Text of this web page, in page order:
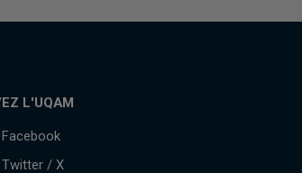
L'UQAM
Facebook
Twitter / X